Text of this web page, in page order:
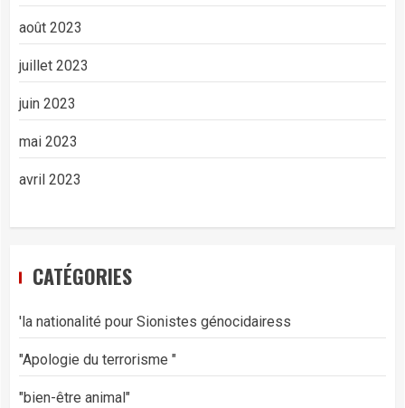
août 2023
juillet 2023
juin 2023
mai 2023
avril 2023
CATÉGORIES
'la nationalité pour Sionistes génocidairess
"Apologie du terrorisme "
"bien-être animal"